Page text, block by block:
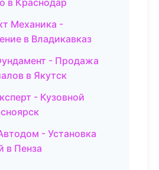
в Краснодар
Механика -
в Владикавказ
- Продажа
в Якутск
- Кузовной
- Установка
в Пенза